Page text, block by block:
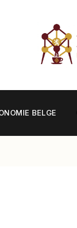
BELGE